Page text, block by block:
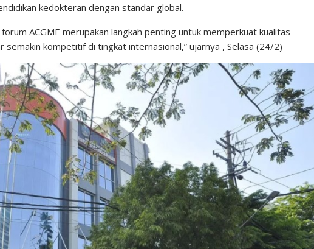
kedokteran dengan standar global.
ACGME merupakan langkah penting untuk memperkuat kualitas
semakin kompetitif di tingkat internasional,” ujarnya , Selasa (24/2)